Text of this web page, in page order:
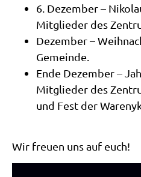
6. Dezember –
Mitglieder des
Dezember –
Gemeinde.
Ende Dezember –
Mitglieder des
und Fest der
Wir freuen uns auf euch!